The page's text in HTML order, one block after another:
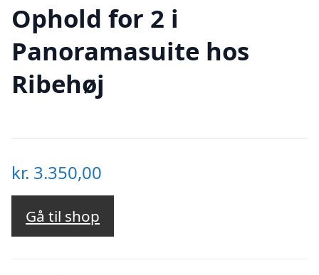
Ophold for 2 i
Panoramasuite hos
Ribehøj
kr. 3.350,00
Gå til shop